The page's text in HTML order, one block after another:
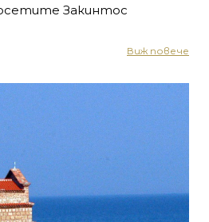
Закинтос
Виж повече